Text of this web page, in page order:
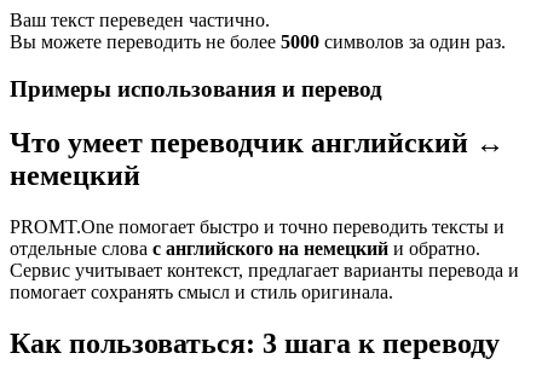
Ваш текст переведен частично.
Вы можете переводить не более 5000 символов за один раз.
Примеры использования и перевод
Что умеет переводчик английский ↔
немецкий
PROMT.One помогает быстро и точно переводить тексты и
отдельные слова с английского на немецкий и обратно.
Сервис учитывает контекст, предлагает варианты перевода и
помогает сохранять смысл и стиль оригинала.
Как пользоваться: 3 шага к переводу